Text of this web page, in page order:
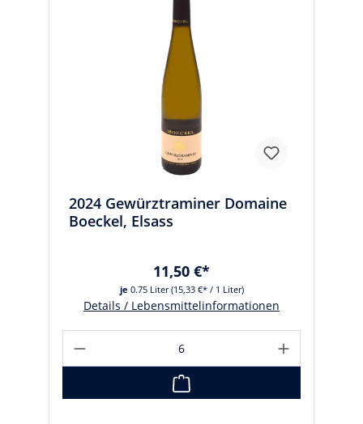
2024 Gewürztraminer Domaine
Boeckel, Elsass
je 0.75 Liter(15,33 €* / 1 Liter)
11,50 €*
Details / Lebensmittelinformationen